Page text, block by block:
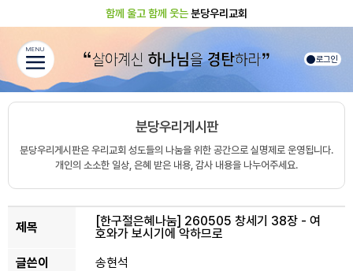
함께 울고 함께 웃는분당우리교회
로그인
MENU
분당우리게시판
분당우리게시판은 우리교회 성도들의 나눔을 위한 공간으로 실명제로 운영됩니다.
개인의 소소한 일상, 은혜 받은 내용, 감사 내용을 나누어주세요.
제목 [한구절은혜나눔] 260505 창세기 38장 - 여
호와가 보시기에 악하므로
글쓴이
송현석